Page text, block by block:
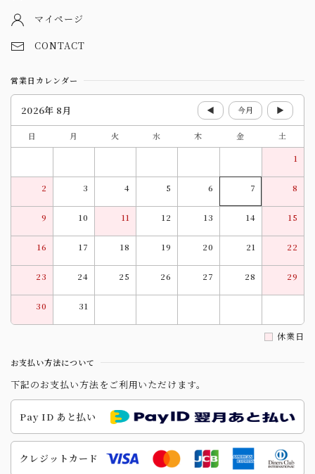
マイページ
CONTACT
営業日カレンダー
2026年 8月 ◀ 今月 ▶
日 月 火 水 木 金
土
1
2 3 4 5 6 7 8
9 10 11 12 13 14 15
16 17 18 19 20 21 22
23 24 25 26 27 28 29
30 31
休業日
お支払い方法について
下記のお支払い方法をご利用いただけます。
Pay ID あと払い
クレジットカード